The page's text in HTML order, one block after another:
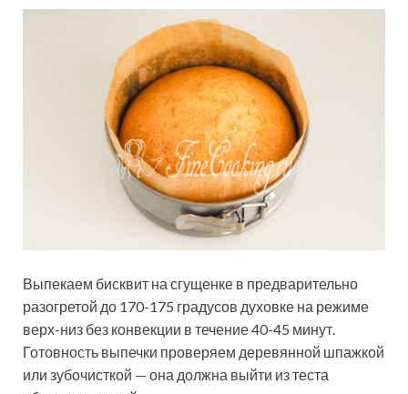
Выпекаем бисквит на сгущенке в предварительно
разогретой до 170-175 градусов духовке на режиме
верх-низ без конвекции в течение 40-45 минут.
Готовность выпечки проверяем деревянной шпажкой
или зубочисткой — она должна выйти из теста